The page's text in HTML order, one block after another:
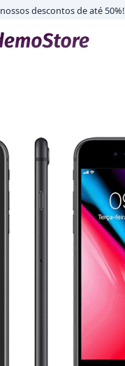
descontos de até 50%!